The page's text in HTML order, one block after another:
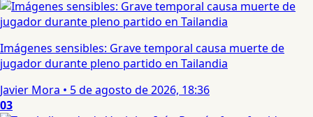
Imágenes sensibles: Grave temporal causa muerte de
jugador durante pleno partido en Tailandia
Javier Mora • 5 de agosto de 2026, 18:36
03